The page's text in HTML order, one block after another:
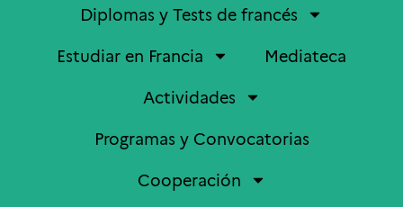
Diplomas y Tests de francés
Estudiar en Francia
Mediateca
Actividades
Programas y Convocatorias
Cooperación